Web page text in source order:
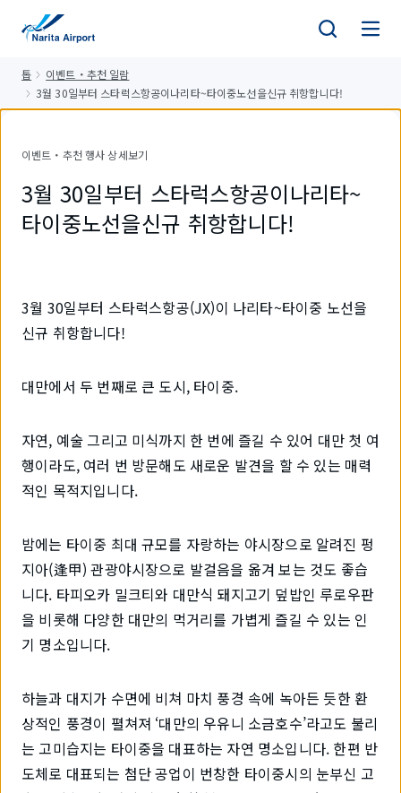
톱
이벤트・추천 일람
3월 30일부터 스타럭스항공이나리타~타이중노선을신규 취항합니다!
이벤트・추천 행사 상세보기
3월 30일부터 스타럭스항공이나리타~
타이중노선을신규 취항합니다!
3월 30일부터 스타럭스항공(JX)이 나리타~타이중 노선을
신규 취항합니다!
대만에서 두 번째로 큰 도시, 타이중.
자연, 예술 그리고 미식까지 한 번에 즐길 수 있어 대만 첫 여
행이라도, 여러 번 방문해도 새로운 발견을 할 수 있는 매력
적인 목적지입니다.
밤에는 타이중 최대 규모를 자랑하는 야시장으로 알려진 펑
지아(逢甲) 관광야시장으로 발걸음을 옮겨 보는 것도 좋습
니다. 타피오카 밀크티와 대만식 돼지고기 덮밥인 루로우판
을 비롯해 다양한 대만의 먹거리를 가볍게 즐길 수 있는 인
기 명소입니다.
하늘과 대지가 수면에 비쳐 마치 풍경 속에 녹아든 듯한 환
상적인 풍경이 펼쳐져 ‘대만의 우유니 소금호수’라고도 불리
는 고미습지는 타이중을 대표하는 자연 명소입니다. 한편 반
도체로 대표되는 첨단 공업이 번창한 타이중시의 눈부신 고